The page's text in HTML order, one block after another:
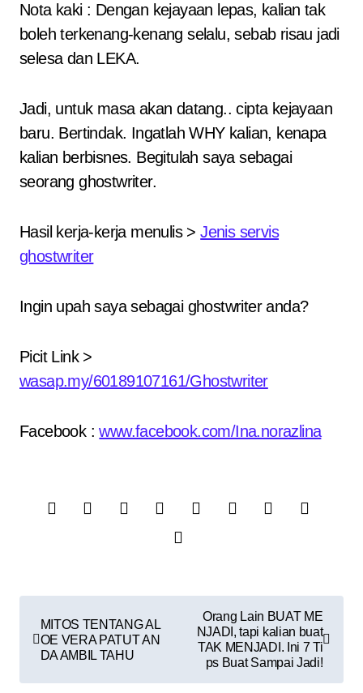
Nota kaki : Dengan kejayaan lepas, kalian tak
boleh terkenang-kenang selalu, sebab risau jadi
selesa dan LEKA.
Jadi, untuk masa akan datang.. cipta kejayaan
baru. Bertindak. Ingatlah WHY kalian, kenapa
kalian berbisnes. Begitulah saya sebagai
seorang ghostwriter.
Hasil kerja-kerja menulis >Jenis servis
ghostwriter
Ingin upah saya sebagai ghostwriter anda?
Picit Link >
wasap.my/60189107161/Ghostwriter
Facebook :www.facebook.com/Ina.norazlina
o
s
MITOS TENTANG AL
OE VERA PATUT AN
DA AMBIL TAHU
Orang Lain BUAT ME
NJADI, tapi kalian buat
TAK MENJADI. Ini 7 Ti
ps Buat Sampai Jadi!